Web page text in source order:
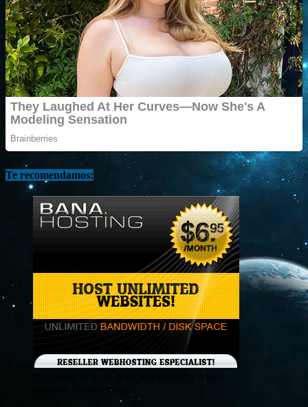
Te recomendamos:
¡Consigue tu hosting de alta calidad y a bajo
costo en Banahosting!